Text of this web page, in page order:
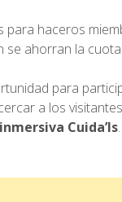
para haceros
se ahorran la
para
a los
Cuida’ls.